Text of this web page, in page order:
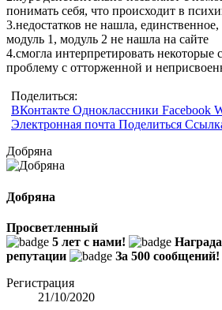
понимать себя, что происходит в
3.недостатков не нашла, единственное,
модуль 1, модуль 2 не нашла на сайте
4.смогла интерпретировать некоторые
проблему с отторженной и
Поделиться:
ВКонтакте Одноклассники Facebook
Электронная почта Поделиться
Добряна
Добряна
Просветленный
5 лет с нами!
репутации
За 500 сообщений!
Регистрация
21/10/2020